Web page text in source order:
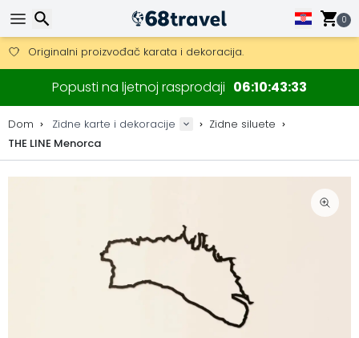
0
Besplatna dostava za narudžbe iznad 149 €.
Mogućnost slanja DHL Expressom (dostava unutar 24 sata)
30 dana za povrat, 90 dana za drvene karte i dekoracije.
Originalni proizvođač karata i dekoracija.
Popusti na ljetnoj rasprodaji 06 10 43 32
Dom Zidne karte i dekoracije
Zidne siluete
THE LINE Menorca
Traži
Traži